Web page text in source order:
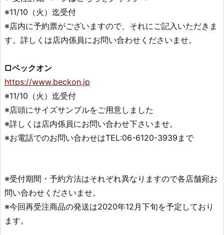
※11/10（火）迄受付
※店内に予約票がございますので、それにご記入いただきま
す。詳しくは店内係員にお問い合わせくださいませ。
□ベックオン
https://www.beckon.jp
※11/10（火）迄受付
※店頭にサイズサンプルをご用意しました
※詳しくは店内係員にお問い合わせ下さいませ。
※お電話でのお問い合わせはTEL:06-6120-3939まで
※受付期間・予約方法はそれぞれ異なりますので各店舗宛お
問い合わせくださいませ。
※今回再受注商品の発送は2020年12月下旬を予定しており
ます。